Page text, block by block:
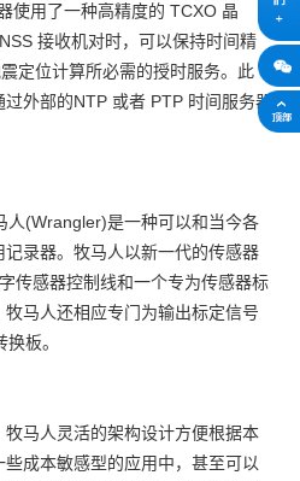
使用了一种高精度的 TCXO 晶
接收机对时，可以保持时间精
定位计算所必需的授时服务。此
外部的NTP 或者 PTP 时间服务器
人(Wrangler)是一种可以和当今各
录器。牧马人以新一代的传感器
传感器控制线和一个专为传感器标
马人还相应专门为输出标定信号
板。
马人灵活的架构设计方便根据本
成本敏感型的应用中，甚至可以